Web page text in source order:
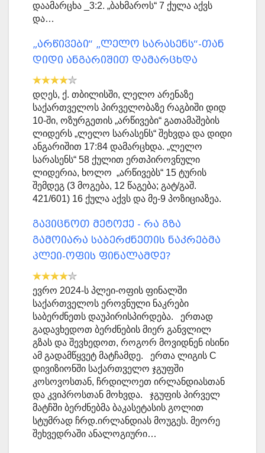
დაამარცხა _3:2. „ბახმაროს“ 7 ქულა აქვს
და…
„არწივები“ „ლელო სარასენს“-თან
დიდი ანგარიშით დამარცხდა
დღეს, ქ. თბილისში, ლელო არენაზე
საქართველოს პირველობაზე რაგბიში დიდ
10-ში, ოზურგეთის „არწივები“ გათამაშების
ლიდერს „ლელო სარასენს“ შეხვდა და დიდი
ანგარიშით 17:84 დამარცხდა. „ლელო
სარასენს“ 58 ქულით ერთპიროვნული
ლიდერია, ხოლო „არწივებს“ 15 ტურის
შემდეგ (3 მოგება, 12 წაგება; გატ/გაშ.
421/601) 16 ქულა აქვს და მე-9 პოზიციაზეა.
გავიცნოთ მეტოქე - რა გზა
გამოიარა საბერძნეთის ნაკრებმა
პლეი-ოფის ფინალამდე?
ევრო 2024-ს პლეი-ოფის ფინალში
საქართველოს ეროვნული ნაკრები
საბერძნეთს დაუპირისპირდება. ერთად
გადავხედოთ ბერძნების მიერ განვლილ
გზას და შევხედოთ, როგორ მოვიდნენ ისინი
ამ გადამწყვეტ მატჩამდე. ერთა ლიგის C
დივიზიონში საქართველო ჯგუფში
კოსოვოსთან, ჩრდილოეთ ირლანდიასთან
და კვიპროსთან მოხვდა. ჯგუფის პირველ
მატჩში ბერძნებმა ბაკასეტასის გოლით
სტუმრად ჩრდ.ირლანდიას მოუგეს. მეორე
შეხვედრაში ანალოგიური…